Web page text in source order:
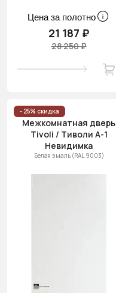
Цена за полотно
21 187 ₽
28 250 ₽
- 25% скидка
Межкомнатная дверь
Tivoli / Тиволи А-1
Невидимка
Белая эмаль (RAL 9003)